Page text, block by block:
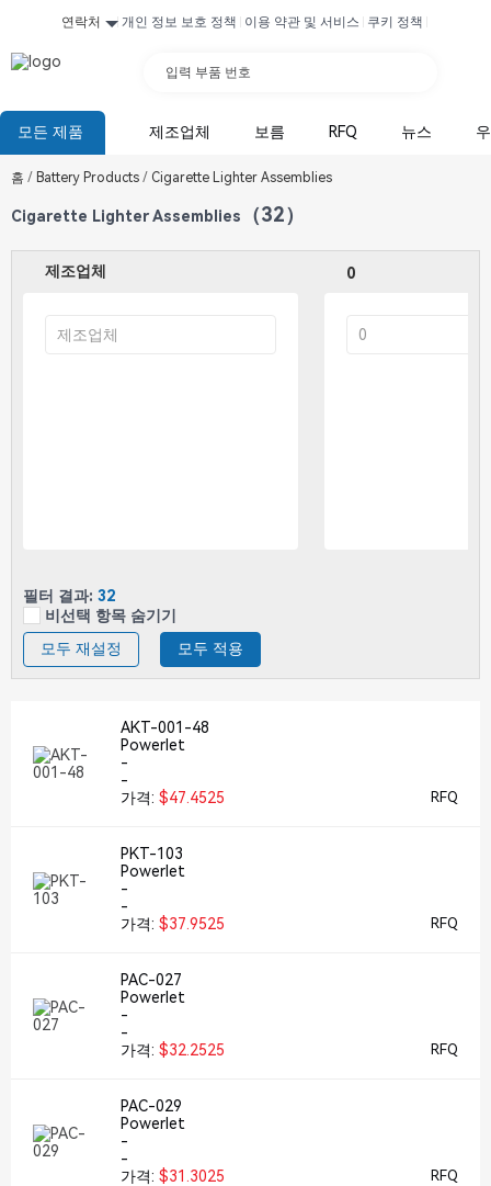
연락처 개인 정보 보호 정책 이용 약관 및 서비스 쿠키 정책
입력 부품 번호
모든 제품 제조업체 보름 RFQ 뉴스
홈 / Battery Products / Cigarette Lighter Assemblies
Cigarette Lighter Assemblies （32）
제조업체 0
필터 결과: 32
비선택 항목 숨기기
모두 재설정
모두 적용
AKT-001-48
Powerlet
-
-
가격: $47.4525 RFQ
PKT-103
Powerlet
-
-
가격: $37.9525 RFQ
PAC-027
Powerlet
-
-
가격: $32.2525 RFQ
PAC-029
Powerlet
-
-
가격: $31.3025 RFQ